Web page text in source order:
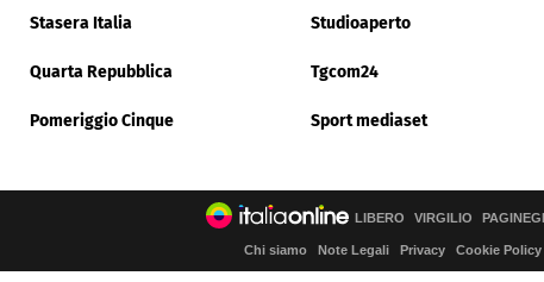
Stasera Italia Studioaperto
Quarta Repubblica Tgcom24
Pomeriggio Cinque Sport mediaset
LIBERO VIRGILIO
Chi siamo Note Legali Privacy Cookie Policy